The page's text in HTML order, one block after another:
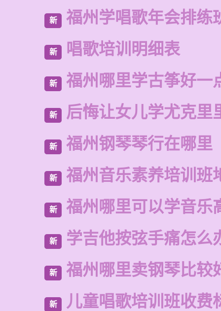
新 福州学唱歌年会排练
新 唱歌培训明细表
新 福州哪里学古筝好一
新 后悔让女儿学尤克里
新 福州钢琴琴行在哪里
新 福州音乐素养培训班
新 福州哪里可以学音乐
新 学吉他按弦手痛怎么
新 福州哪里卖钢琴比较
新 儿童唱歌培训班收费